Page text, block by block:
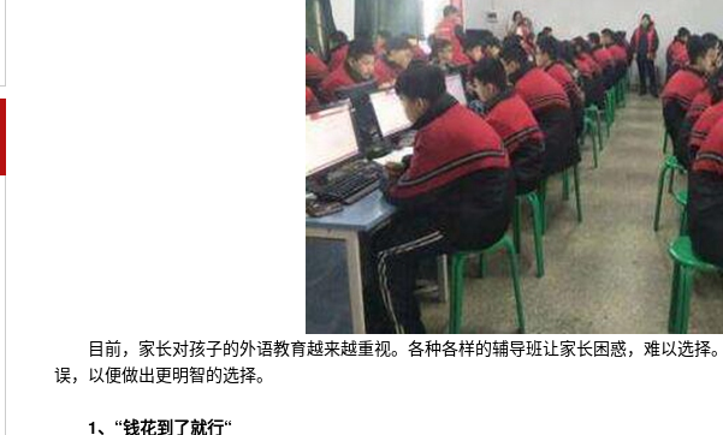
目前，家长对孩子的外语教育越来越重视。各种各样的辅导班让家长困惑，难以选择
误，以便做出更明智的选择。
1、“钱花到了就行“